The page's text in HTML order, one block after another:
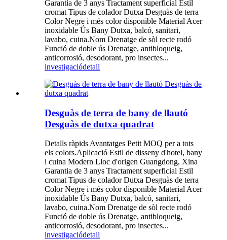
Garantia de 3 anys Tractament superficial Estil
cromat Tipus de colador Dutxa Desguàs de terra
Color Negre i més color disponible Material Acer
inoxidable Ús Bany Dutxa, balcó, sanitari,
lavabo, cuina.Nom Drenatge de sòl recte rodó
Funció de doble ús Drenatge, antibloqueig,
anticorrosió, desodorant, pro insectes...
investigaciódetall
Desguàs de terra de bany de llautó
Desguàs de dutxa quadrat
Detalls ràpids Avantatges Petit MOQ per a tots
els colors.Aplicació Estil de disseny d'hotel, bany
i cuina Modern Lloc d'origen Guangdong, Xina
Garantia de 3 anys Tractament superficial Estil
cromat Tipus de colador Dutxa Desguàs de terra
Color Negre i més color disponible Material Acer
inoxidable Ús Bany Dutxa, balcó, sanitari,
lavabo, cuina.Nom Drenatge de sòl recte rodó
Funció de doble ús Drenatge, antibloqueig,
anticorrosió, desodorant, pro insectes...
investigaciódetall